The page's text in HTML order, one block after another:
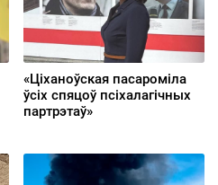
«Ціханоўская пасароміла
ўсіх спяцоў псіхалагічных
партрэтаў»